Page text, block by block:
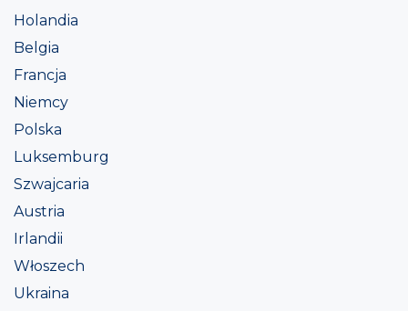
Holandia
Belgia
Francja
Niemcy
Polska
Luksemburg
Szwajcaria
Austria
Irlandii
Włoszech
Ukraina